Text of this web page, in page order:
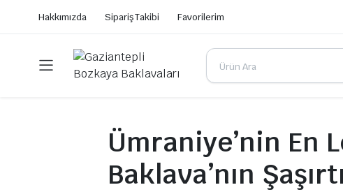
Hakkımızda Sipariş Takibi Favorilerim
Ümraniye’nin En
Baklava’nın